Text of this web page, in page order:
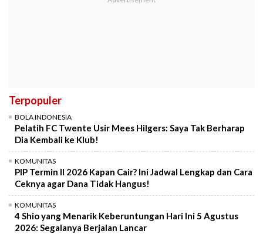
Terpopuler
BOLA INDONESIA
Pelatih FC Twente Usir Mees Hilgers: Saya Tak Berharap
Dia Kembali ke Klub!
KOMUNITAS
PIP Termin II 2026 Kapan Cair? Ini Jadwal Lengkap dan Cara
Ceknya agar Dana Tidak Hangus!
KOMUNITAS
4 Shio yang Menarik Keberuntungan Hari Ini 5 Agustus
2026: Segalanya Berjalan Lancar